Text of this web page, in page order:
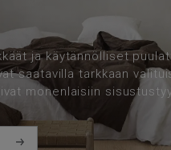
ja käytännölliset
saatavilla tarkkaan
monenlaisiin